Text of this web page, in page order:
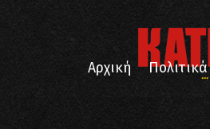
Αρχική
Πολιτικά
Λογοτεχνία